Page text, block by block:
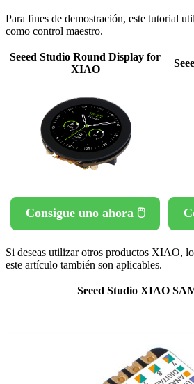
Para fines de demostración, este tutorial
como control maestro.
Seeed Studio Round Display for
XIAO
Consigue uno ahora 🖱️
Si deseas utilizar otros productos XIAO,
este artículo también son aplicables.
Seeed Studio XIAO